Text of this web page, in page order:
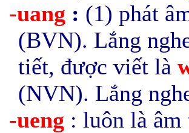
-uang : (1) phát
(BVN). Lắng
tiết, được viết là
(NVN). Lắng
-ueng : luôn là